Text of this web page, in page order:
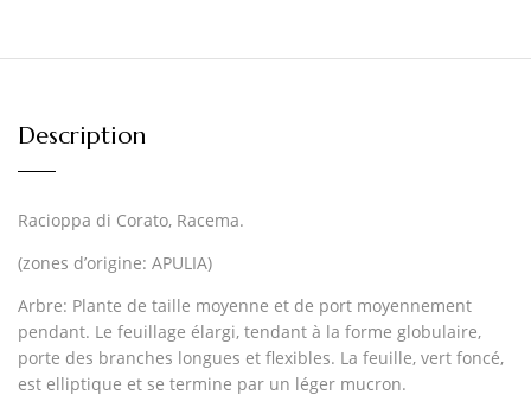
Description
Racioppa di Corato, Racema.
(zones d’origine: APULIA)
Arbre: Plante de taille moyenne et de port moyennement
pendant. Le feuillage élargi, tendant à la forme globulaire,
porte des branches longues et flexibles. La feuille, vert foncé,
est elliptique et se termine par un léger mucron.